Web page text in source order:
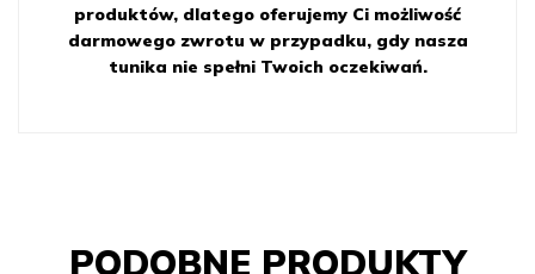
produktów, dlatego oferujemy Ci możliwość
darmowego zwrotu w przypadku, gdy nasza
tunika nie spełni Twoich oczekiwań.
PODOBNE PRODUKTY